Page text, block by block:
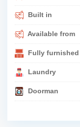
Built in
Available from
Fully furnished
Laundry
Doorman